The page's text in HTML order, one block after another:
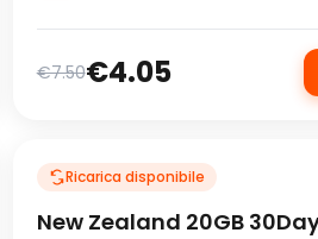
€7.50€4.05
Ricarica disponibile
New Zealand 20GB